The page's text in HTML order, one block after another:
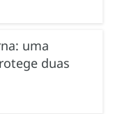
uma
duas